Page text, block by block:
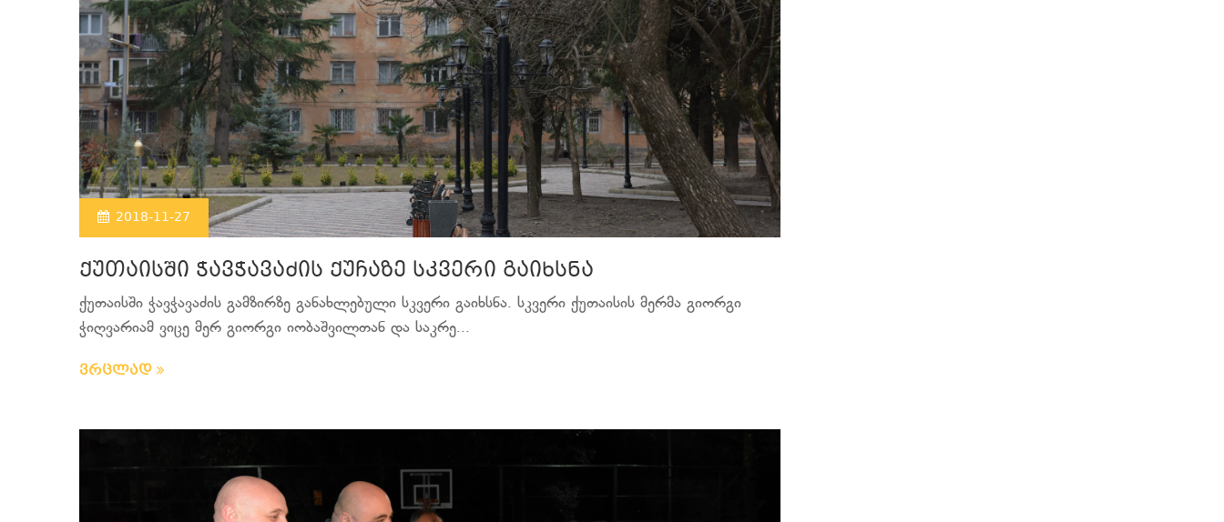
2018-11-27
ქუთაისში ჭავჭავაძის ქუჩაზე სკვერი გაიხსნა
ქუთაისში ჭავჭავაძის გამზირზე განახლებული სკვერი გაიხსნა. სკვერი ქუთაისის მერმა გიორგი
ჭიღვარიამ ვიცე მერ გიორგი იობაშვილთან და საკრე...
ვრცლად